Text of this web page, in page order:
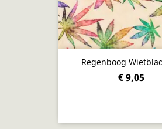
Regenboog
€ 9,05